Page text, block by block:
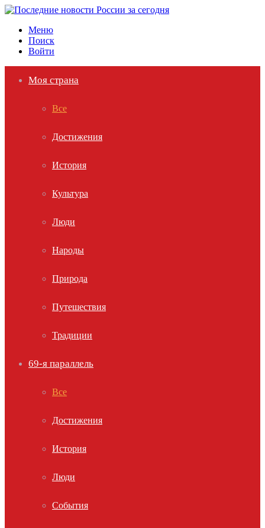
Меню
Поиск
Войти
Моя страна
Все
Достижения
История
Культура
Люди
Народы
Природа
Путешествия
Традиции
69-я параллель
Все
Достижения
История
Люди
События